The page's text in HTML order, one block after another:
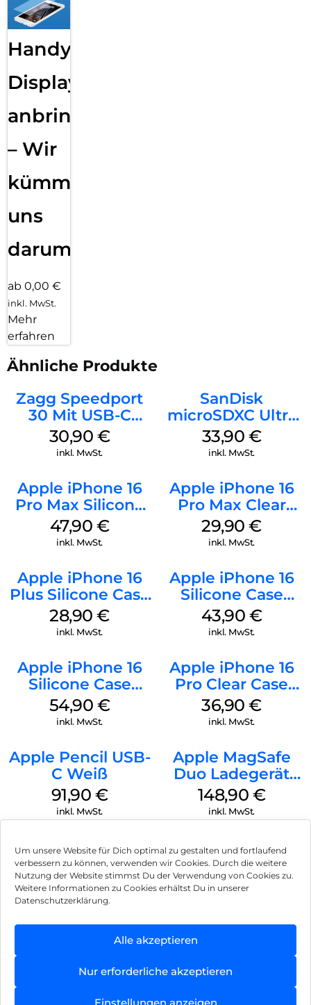
Um unsere Website für Dich optimal zu gestalten und fortlaufend
verbessern zu können, verwenden wir Cookies. Durch die weitere
Nutzung der Website stimmst Du der Verwendung von Cookies zu.
Weitere Informationen zu Cookies erhältst Du in unserer
Datenschutzerklärung.
Alle akzeptieren
Nur erforderliche akzeptieren
Einstellungen anzeigen
Handy
Displayfolie
anbringen
– Wir
kümmern
uns
darum!
ab 0,00 €
inkl. MwSt.
Mehr
erfahren
Ähnliche Produkte
Zagg Speedport
30 Mit USB-C
Kabel Weiß
30,90 €
inkl. MwSt.
SanDisk
microSDXC Ultra
128 GB + Adapter
Mobile
33,90 €
inkl. MwSt.
Apple iPhone 16
Pro Max Silicone
Case MagSafe
Black
47,90 €
inkl. MwSt.
Apple iPhone 16
Pro Max Clear
Case MagSafe
Transparent
29,90€
inkl. MwSt.
Apple iPhone 16
Plus Silicone Case
MagSafe Black
28,90€
inkl. MwSt.
Apple iPhone 16
Silicone Case
MagSafe Plum
43,90 €
inkl. MwSt.
Apple iPhone 16
Silicone Case
MagSafe Lake
Green
54,90 €
inkl. MwSt.
Apple iPhone 16
Pro Clear Case
MagSafe
Transparent
36,90€
inkl. MwSt.
Apple Pencil USB-
C Weiß
91,90 €
inkl. MwSt.
Apple MagSafe
Duo Ladegerät
Weiß
148,90 €
inkl. MwSt.
Impressum
Hinweis zur Batterieentsorgung